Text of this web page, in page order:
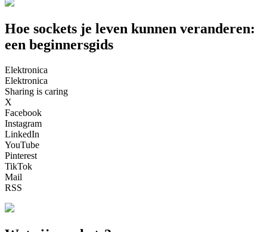
Hoe sockets je leven kunnen veranderen:
een beginnersgids
Elektronica
Elektronica
Sharing is caring
X
Facebook
Instagram
LinkedIn
YouTube
Pinterest
TikTok
Mail
RSS